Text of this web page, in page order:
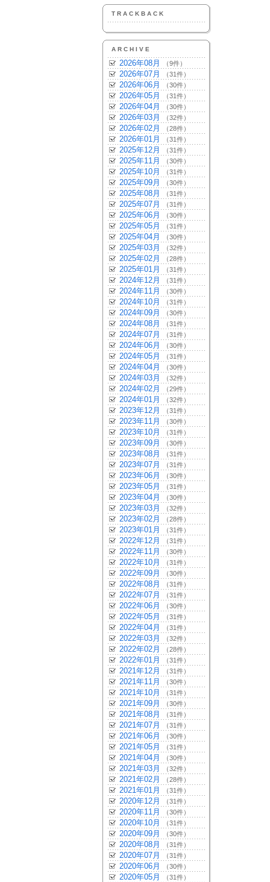
TRACKBACK
ARCHIVE
2026年08月 （9件）
2026年07月 （31件）
2026年06月 （30件）
2026年05月 （31件）
2026年04月 （30件）
2026年03月 （32件）
2026年02月 （28件）
2026年01月 （31件）
2025年12月 （31件）
2025年11月 （30件）
2025年10月 （31件）
2025年09月 （30件）
2025年08月 （31件）
2025年07月 （31件）
2025年06月 （30件）
2025年05月 （31件）
2025年04月 （30件）
2025年03月 （32件）
2025年02月 （28件）
2025年01月 （31件）
2024年12月 （31件）
2024年11月 （30件）
2024年10月 （31件）
2024年09月 （30件）
2024年08月 （31件）
2024年07月 （31件）
2024年06月 （30件）
2024年05月 （31件）
2024年04月 （30件）
2024年03月 （32件）
2024年02月 （29件）
2024年01月 （32件）
2023年12月 （31件）
2023年11月 （30件）
2023年10月 （31件）
2023年09月 （30件）
2023年08月 （31件）
2023年07月 （31件）
2023年06月 （30件）
2023年05月 （31件）
2023年04月 （30件）
2023年03月 （32件）
2023年02月 （28件）
2023年01月 （31件）
2022年12月 （31件）
2022年11月 （30件）
2022年10月 （31件）
2022年09月 （30件）
2022年08月 （31件）
2022年07月 （31件）
2022年06月 （30件）
2022年05月 （31件）
2022年04月 （31件）
2022年03月 （32件）
2022年02月 （28件）
2022年01月 （31件）
2021年12月 （31件）
2021年11月 （30件）
2021年10月 （31件）
2021年09月 （30件）
2021年08月 （31件）
2021年07月 （31件）
2021年06月 （30件）
2021年05月 （31件）
2021年04月 （30件）
2021年03月 （32件）
2021年02月 （28件）
2021年01月 （31件）
2020年12月 （31件）
2020年11月 （30件）
2020年10月 （31件）
2020年09月 （30件）
2020年08月 （31件）
2020年07月 （31件）
2020年06月 （30件）
2020年05月 （31件）